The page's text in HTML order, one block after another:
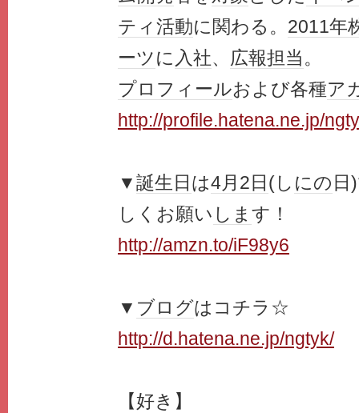
ティ活動に関わる。 2011年
ーツに 入社、 広報担当。
プロフィールおよび各種ア
http://profile.hatena.ne.jp/
▼誕生日 は4月2日 (し にの
しくお願い しま す！
http://amzn.to/iF98y6
▼ ブログはコチラ☆
http://d.hatena.ne.jp/ngtyk/
【好き】